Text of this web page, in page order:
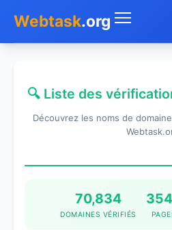
Webtask.org
Whois🔍 Liste des
Découvrez les noms de
70,834
DOMAINES VÉRIFIÉS